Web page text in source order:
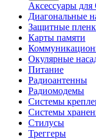
Аксессуары для
Диагональные
Защитные
Карты памяти
Окулярные
Питание
Радиоантенны
Радиомодемы
Системы
Системы
Стилусы
Треггеры